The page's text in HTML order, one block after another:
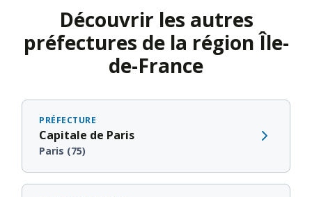
Découvrir les autres
préfectures de la région Île-
de-France
PRÉFECTURE
Capitale de Paris
Paris (75)